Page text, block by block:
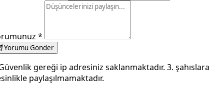
*
Yorumu Gönder
gereği ip adresiniz saklanmaktadır. 3. şahıslara
paylaşılmamaktadır.